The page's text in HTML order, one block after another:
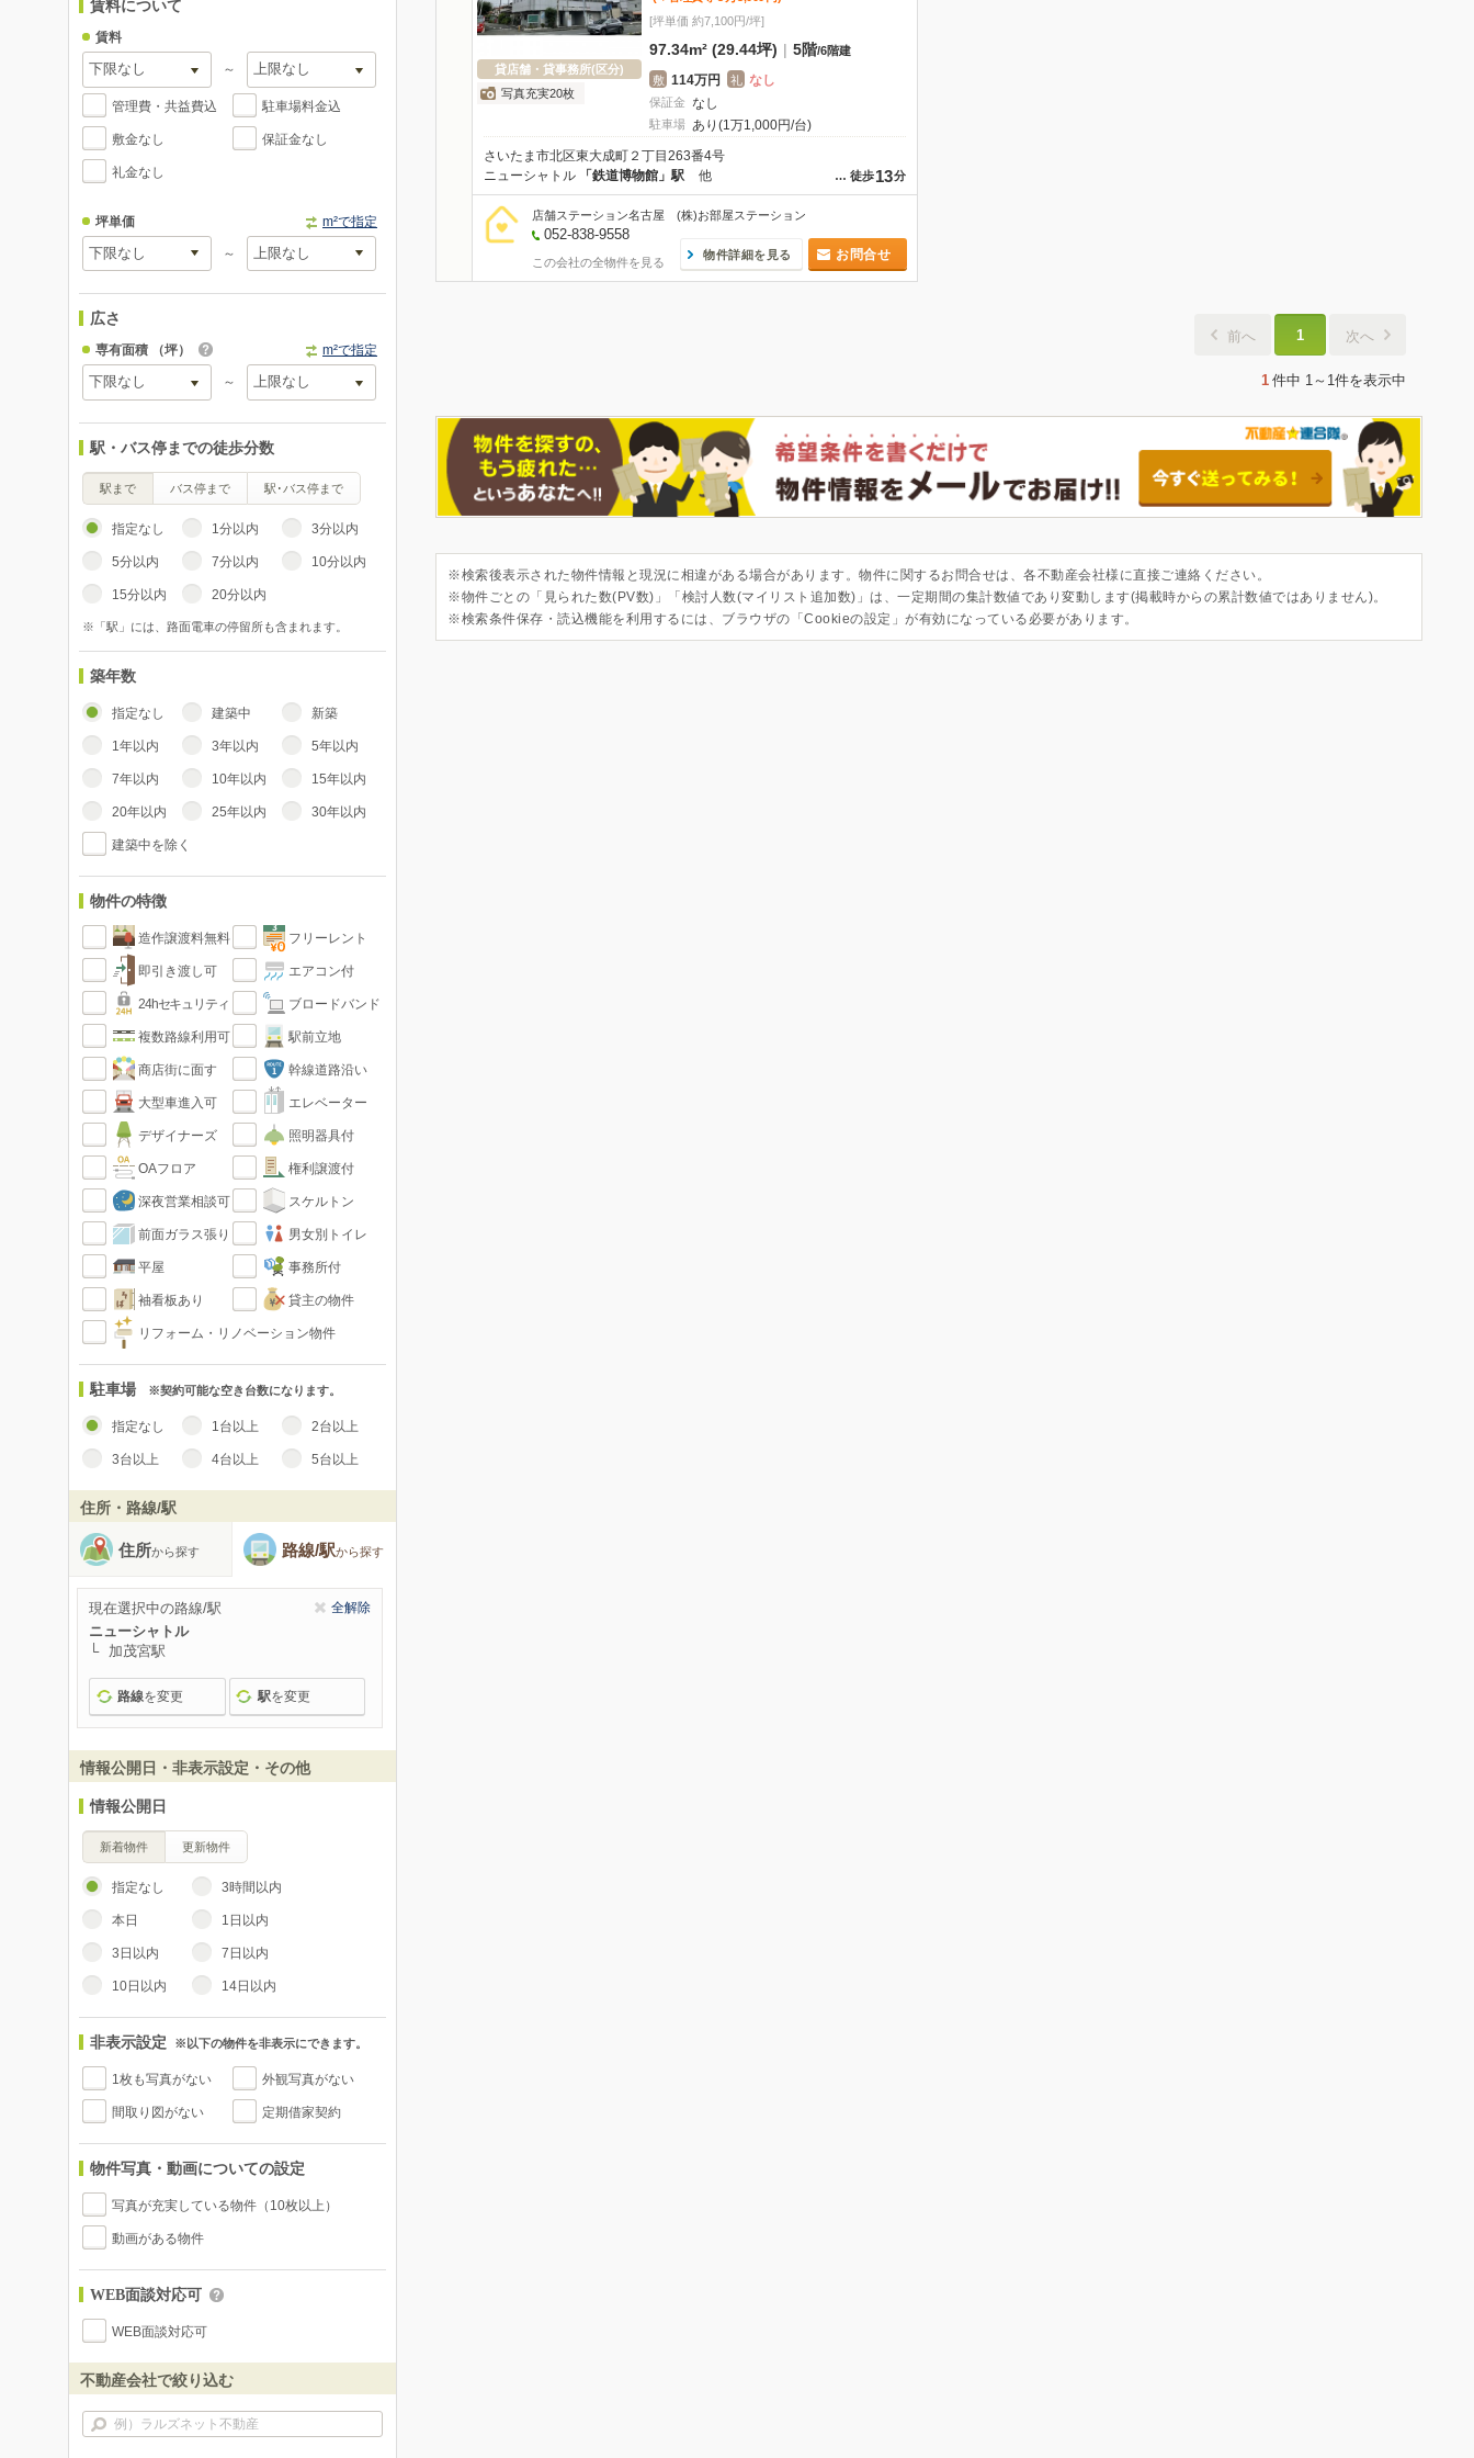
賃料について
賃料
～
管理費・共益費込 駐車場料金込
敷金なし 保証金なし
礼金なし
坪単価 m²で指定
～
広さ
専有面積 （坪） m²で指定
～
駅・バス停までの徒歩分数
駅まで バス停まで 駅･バス停まで
指定なし 1分以内 3分以内
5分以内 7分以内 10分以内
15分以内 20分以内
※「駅」には、路面電車の停留所も含まれます。
築年数
指定なし 建築中 新築
1年以内 3年以内 5年以内
7年以内 10年以内 15年以内
20年以内 25年以内 30年以内
建築中を除く
物件の特徴
造作譲渡料無料 フリーレント
即引き渡し可 エアコン付
24hセキュリティ ブロードバンド
複数路線利用可 駅前立地
商店街に面す 幹線道路沿い
大型車進入可 エレベーター
デザイナーズ 照明器具付
OAフロア 権利譲渡付
深夜営業相談可 スケルトン
前面ガラス張り 男女別トイレ
平屋 事務所付
袖看板あり 貸主の物件
リフォーム・リノベーション物件
駐車場 ※契約可能な空き台数になります。
指定なし 1台以上 2台以上
3台以上 4台以上 5台以上
住所・路線/駅
住所から探す 路線/駅から探す
現在選択中の路線/駅 全解除
ニューシャトル
加茂宮駅
路線を変更 駅を変更
情報公開日・非表示設定・その他
情報公開日
新着物件 更新物件
指定なし 3時間以内
本日 1日以内
3日以内 7日以内
10日以内 14日以内
非表示設定 ※以下の物件を非表示にできます。
1枚も写真がない 外観写真がない
間取り図がない 定期借家契約
物件写真・動画についての設定
写真が充実している物件（10枚以上）
動画がある物件
WEB面談対応可
WEB面談対応可
不動産会社で絞り込む
貸店舗・貸事務所(区分)
写真充実20枚
[坪単価 約7,100円/坪]
97.34m² (29.44坪) | 5階/6階建
敷 114万円 礼 なし
保証金 なし
駐車場 あり(1万1,000円/台)
さいたま市北区東大成町２丁目263番4号
… 徒歩13分
ニューシャトル 「鉄道博物館」駅 他
店舗ステーション名古屋 (株)お部屋ステーション
052-838-9558
この会社の全物件を見る
物件詳細を見る お問合せ
前へ 1 次へ
1 件中 1～1件を表示中
※検索後表示された物件情報と現況に相違がある場合があります。物件に関するお問合せは、各不動産会社様に直接ご連絡ください。
※物件ごとの「見られた数(PV数)」「検討人数(マイリスト追加数)」は、一定期間の集計数値であり変動します(掲載時からの累計数値ではありません)。
※検索条件保存・読込機能を利用するには、ブラウザの「Cookieの設定」が有効になっている必要があります。